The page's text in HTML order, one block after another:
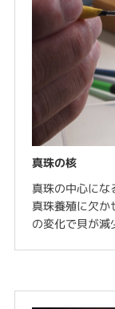
真珠の核
真珠の中心にな
真珠養殖に欠か
の変化で貝が減